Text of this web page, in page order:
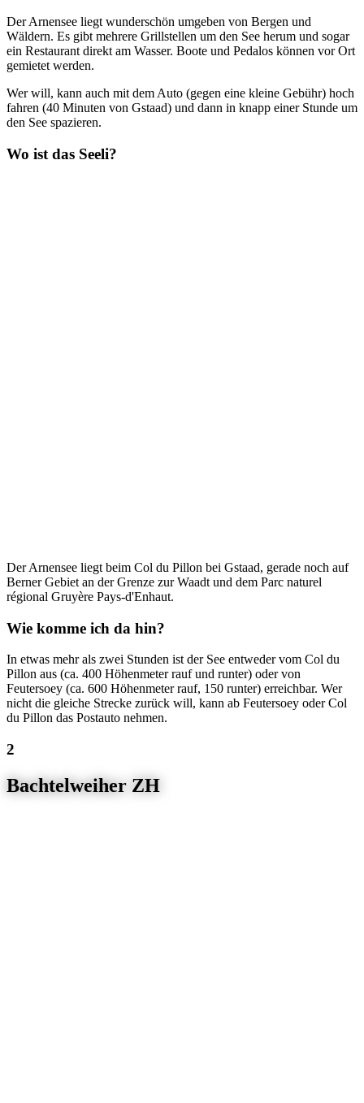
Der Arnensee liegt wunderschön umgeben von Bergen und
Wäldern. Es gibt mehrere Grillstellen um den See herum und sogar
ein Restaurant direkt am Wasser. Boote und Pedalos können vor Ort
gemietet werden.
Wer will, kann auch mit dem Auto (gegen eine kleine Gebühr) hoch
fahren (40 Minuten von Gstaad) und dann in knapp einer Stunde um
den See spazieren.
Wo ist das Seeli?
Der Arnensee liegt beim Col du Pillon bei Gstaad, gerade noch auf
Berner Gebiet an der Grenze zur Waadt und dem Parc naturel
régional Gruyère Pays-d'Enhaut.
Wie komme ich da hin?
In etwas mehr als zwei Stunden ist der See entweder vom Col du
Pillon aus (ca. 400 Höhenmeter rauf und runter) oder von
Feutersoey (ca. 600 Höhenmeter rauf, 150 runter) erreichbar. Wer
nicht die gleiche Strecke zurück will, kann ab Feutersoey oder Col
du Pillon das Postauto nehmen.
Bachtelweiher ZH